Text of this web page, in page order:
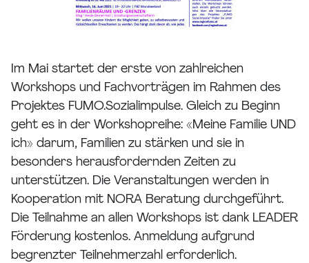
Im Mai startet der erste von zahlreichen
Workshops und Fachvorträgen im Rahmen des
Projektes FUMO.Sozialimpulse. Gleich zu Beginn
geht es in der Workshopreihe: «Meine Familie UND
ich» darum, Familien zu stärken und sie in
besonders herausfordernden Zeiten zu
unterstützen. Die Veranstaltungen werden in
Kooperation mit NORA Beratung durchgeführt.
Die Teilnahme an allen Workshops ist dank LEADER
Förderung kostenlos. Anmeldung aufgrund
begrenzter Teilnehmerzahl erforderlich.